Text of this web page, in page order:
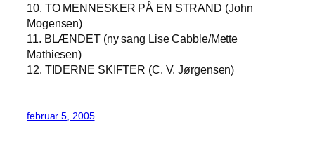
10. TO MENNESKER PÅ EN STRAND (John
Mogensen)
11. BLÆNDET (ny sang Lise Cabble/Mette
Mathiesen)
12. TIDERNE SKIFTER (C. V. Jørgensen)
februar 5, 2005